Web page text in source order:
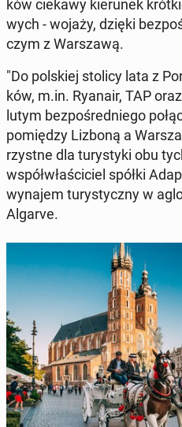
ków ciekawy kie­ru­nek
wych - wojaży, dzięki
czym z War­sza­wą.
"Do pol­skiej stolicy lata z
ków, m.in. Ryanair, TAP
lutym bez­po­śred­nie­go
po­mię­dzy Lizboną a
rzyst­ne dla tu­ry­sty­ki obu
współ­wła­ści­ciel spółki
wynajem tu­ry­stycz­ny w
Algarve.